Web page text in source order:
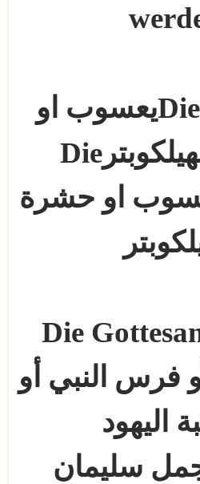
يعسوب او
Die
او حشرة
Die
فرس النبي أو
اليهود
سليمان